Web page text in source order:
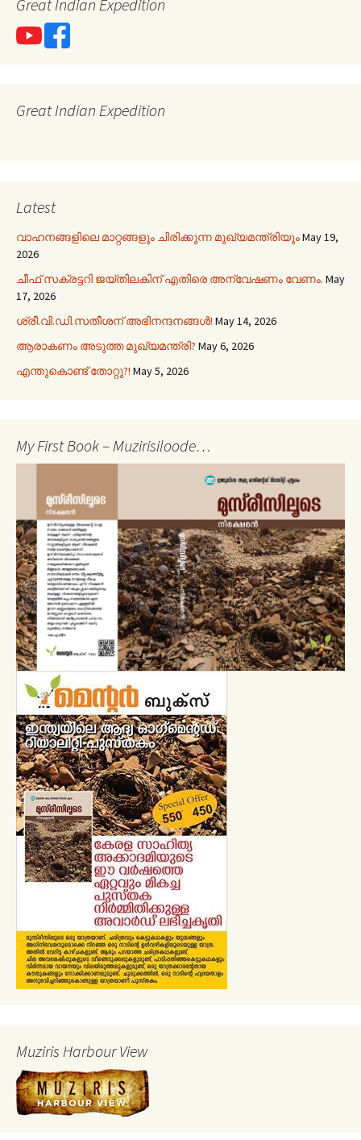
Great Indian Expedition
Great Indian Expedition
Latest
വാഹനങ്ങളിലെ മാറ്റങ്ങളും ചിരിക്കുന്ന മുഖ്യമന്ത്രിയുംMay 19,
2026
ചീഫ് സക്രട്ടറി ജയ്തിലകിന് എതിരെ അന്വേഷണം വേണം. May
17, 2026
ശ്രീ.വി.ഡി.സതീശന് അഭിനന്ദനങ്ങൾ! May 14, 2026
ആരാകണം അടുത്ത മുഖ്യമന്ത്രി? May 6, 2026
എന്തുകൊണ്ട് തോറ്റു?! May 5, 2026
My First Book – Muzirisiloode…
Muziris Harbour View